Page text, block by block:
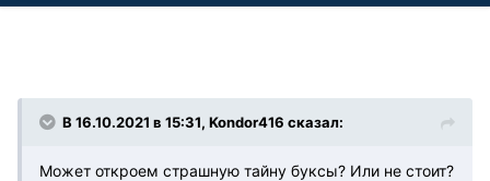
В 16.10.2021 в 15:31, Kondor416 сказал:
Может откроем страшную тайну буксы? Или не стоит?